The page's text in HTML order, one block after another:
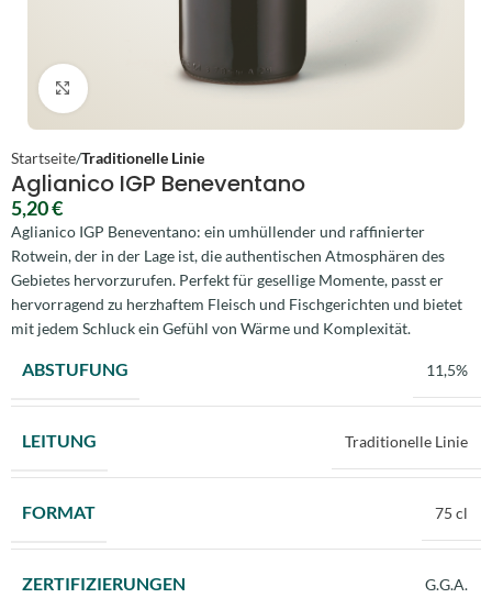
Zum Vergrößern anklicken
Startseite Traditionelle Linie
Aglianico IGP Beneventano
5,20€
Aglianico IGP Beneventano: ein umhüllender und raffinierter
Rotwein, der in der Lage ist, die authentischen Atmosphären des
Gebietes hervorzurufen. Perfekt für gesellige Momente, passt er
hervorragend zu herzhaftem Fleisch und Fischgerichten und bietet
mit jedem Schluck ein Gefühl von Wärme und Komplexität.
ABSTUFUNG 11,5%
LEITUNG Traditionelle Linie
FORMAT 75 cl
ZERTIFIZIERUNGEN G.G.A.